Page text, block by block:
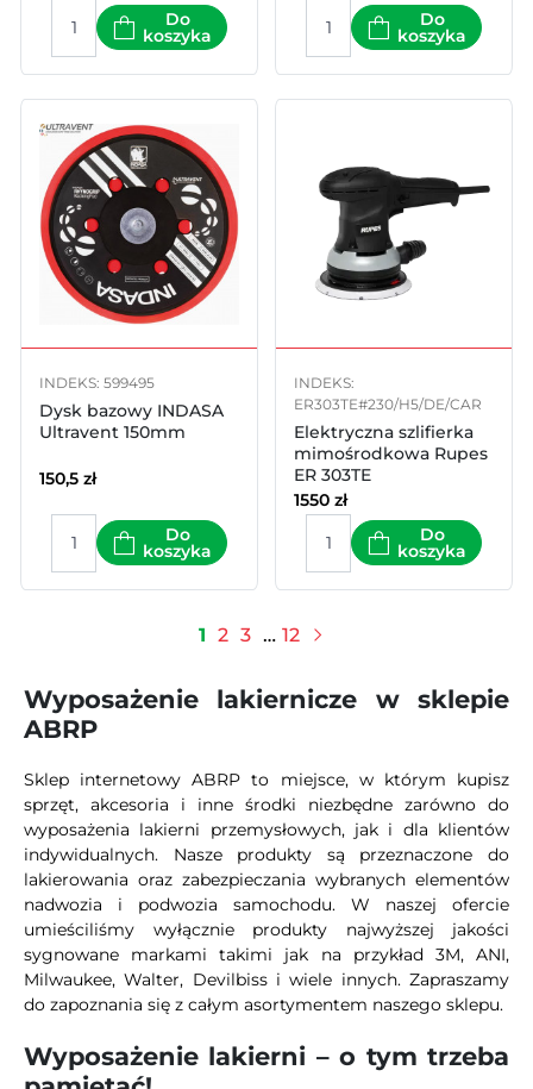
Do
koszyka
Do
koszyka
INDEKS: 599495
Dysk bazowy INDASA
Ultravent 150mm
150,5 zł
Do
koszyka
INDEKS:
ER303TE#230/H5/DE/CAR
Elektryczna szlifierka
mimośrodkowa Rupes
ER 303TE
1550 zł
Do
koszyka
1 2 3 … 12
Wyposażenie lakiernicze w sklepie
ABRP
Sklep internetowy ABRP to miejsce, w którym kupisz
sprzęt, akcesoria i inne środki niezbędne zarówno do
wyposażenia lakierni przemysłowych, jak i dla klientów
indywidualnych. Nasze produkty są przeznaczone do
lakierowania oraz zabezpieczania wybranych elementów
nadwozia i podwozia samochodu. W naszej ofercie
umieściliśmy wyłącznie produkty najwyższej jakości
sygnowane markami takimi jak na przykład 3M, ANI,
Milwaukee, Walter, Devilbiss i wiele innych. Zapraszamy
do zapoznania się z całym asortymentem naszego sklepu.
Wyposażenie lakierni – o tym trzeba